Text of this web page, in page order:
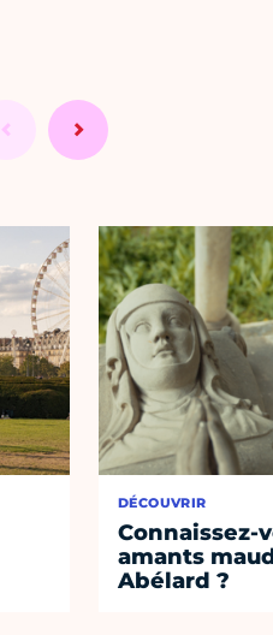
DÉCOUVRIR
Connaissez-
amants
Abélard ?